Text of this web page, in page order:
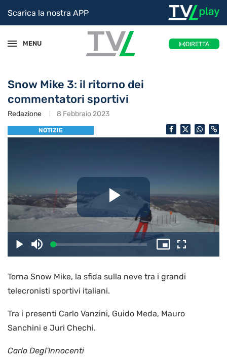
Scarica la nostra APP
MENU DIRETTA
Snow Mike 3: il ritorno dei
commentatori sportivi
Redazione 8 Febbraio 2023
NOTIZIE
il
video
PlayDisattiva
l’audio
Caricato:
3.80%
Picture-
in-
Schermo
intero
Torna Snow Mike, la sfida sulla neve tra i grandi
telecronisti sportivi italiani.
Tra i presenti Carlo Vanzini, Guido Meda, Mauro
Sanchini e Juri Chechi.
Carlo Degl'Innocenti